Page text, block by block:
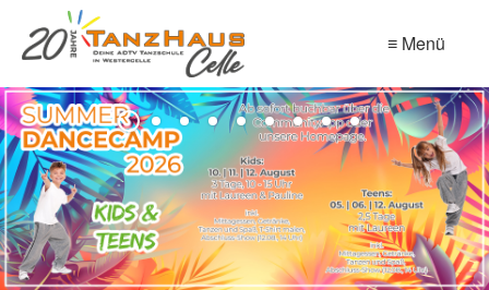
≡ Menü